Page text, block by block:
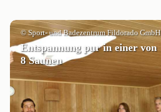
© Sport- und Badezentrum Fildorado GmbH
Entspannung pur in einer von
8 Saunen